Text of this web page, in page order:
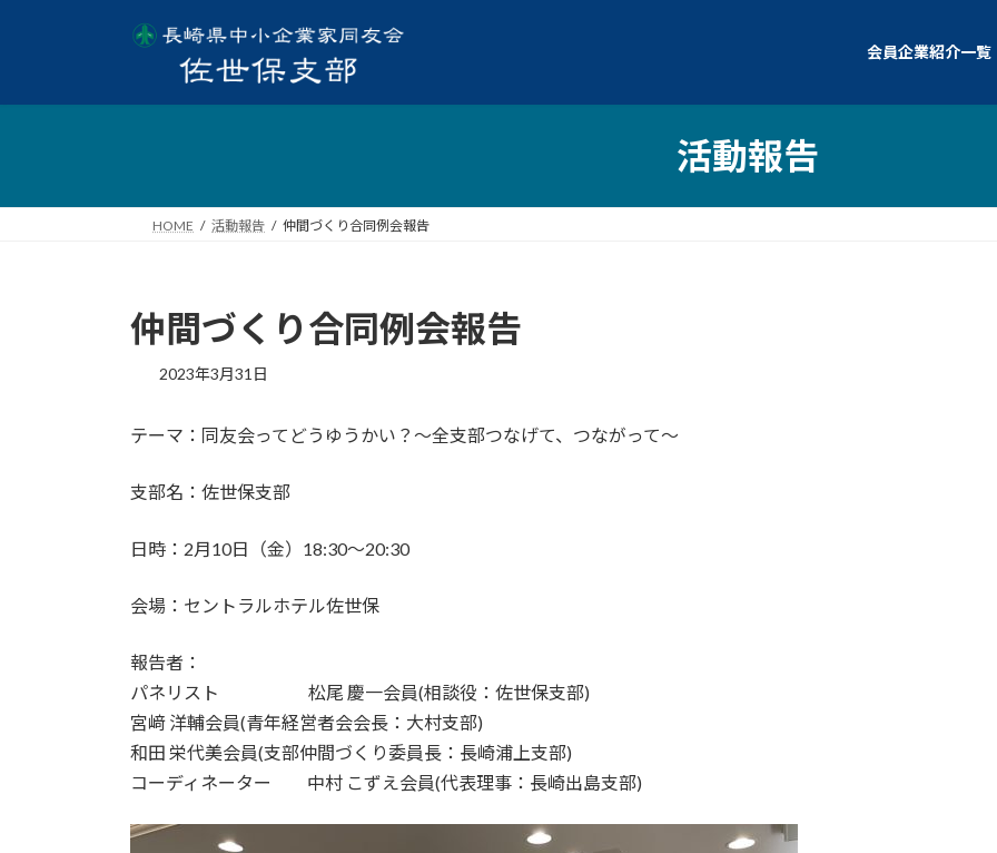
会員企業紹介一覧
活動報告
HOME 活動報告 仲間づくり合同例会報告
仲間づくり合同例会報告
2023年3月31日
テーマ：同友会ってどうゆうかい？～全支部つなげて、つながって～
支部名：佐世保支部
日時：2月10日（金）18:30～20:30
会場：セントラルホテル佐世保
報告者：
パネリスト 松尾 慶一会員(相談役：佐世保支部)
宮﨑 洋輔会員(青年経営者会会長：大村支部)
和田 栄代美会員(支部仲間づくり委員長：長崎浦上支部)
コーディネーター 中村 こずえ会員(代表理事：長崎出島支部)